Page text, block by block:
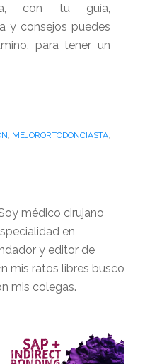
con tu guía,
y consejos puedes
para tener un
MEJORORTODONCIASTA,
médico cirujano
en
y editor de
mis ratos libres busco
mis colegas.